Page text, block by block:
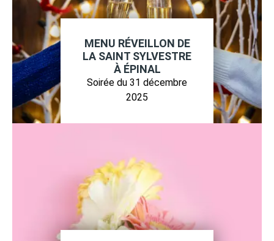
MENU RÉVEILLON DE
LA SAINT SYLVESTRE
À ÉPINAL
Soirée du 31 décembre
2025